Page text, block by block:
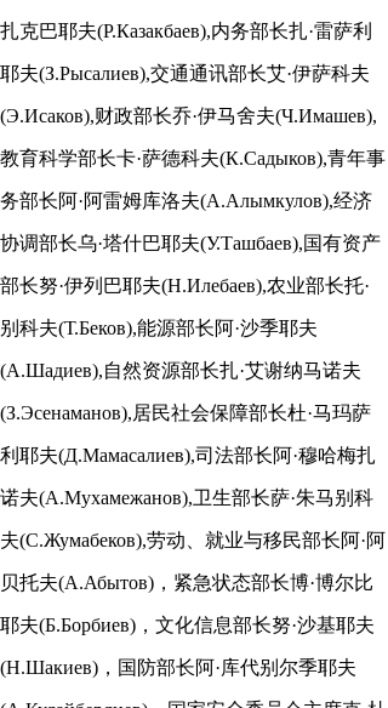
扎克巴耶夫(Р.Казакбаев),内务部长扎·雷萨利
耶夫(З.Рысалиев),交通通讯部长艾·伊萨科夫
(Э.Исаков),财政部长乔·伊马舍夫(Ч.Имашев),
教育科学部长卡·萨德科夫(К.Садыков),青年事
务部长阿·阿雷姆库洛夫(А.Алымкулов),经济
协调部长乌·塔什巴耶夫(У.Ташбаев),国有资产
部长努·伊列巴耶夫(Н.Илебаев),农业部长托·
别科夫(Т.Беков),能源部长阿·沙季耶夫
(А.Шадиев),自然资源部长扎·艾谢纳马诺夫
(З.Эсенаманов),居民社会保障部长杜·马玛萨
利耶夫(Д.Мамасалиев),司法部长阿·穆哈梅扎
诺夫(А.Мухамежанов),卫生部长萨·朱马别科
夫(С.Жумабеков),劳动、就业与移民部长阿·阿
贝托夫(А.Абытов)，紧急状态部长博·博尔比
耶夫(Б.Борбиев)，文化信息部长努·沙基耶夫
(Н.Шакиев)，国防部长阿·库代别尔季耶夫